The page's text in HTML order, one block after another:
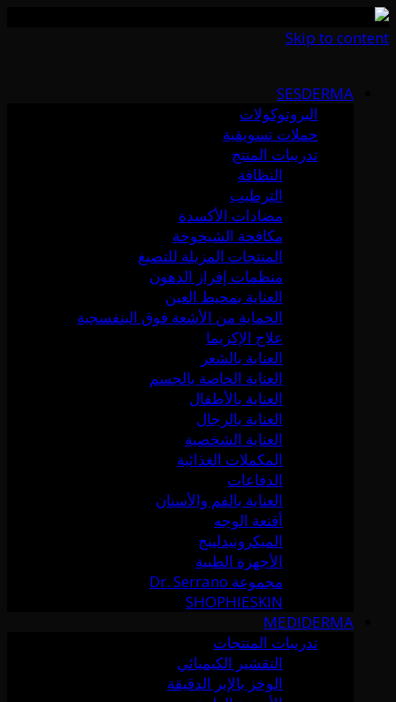
Skip to content
SESDERMA
البروتوكولات
حملات تسويقية
تدريبات المنتج
النظافة
الترطيب
مضادات الأكسدة
مكافحة الشيخوخة
المنتجات المزيلة للتصبغ
منظمات إفراز الدهون
العناية بمحيط العين
الحماية من الأشعة فوق البنفسجية
علاج الإكزيما
العناية بالشعر
العناية الخاصة بالجسم
العناية بالأطفال
العناية بالرجال
العناية الشخصية
المكملات الغذائية
الدفاعات
العناية بالفم والأسنان
أقنعة الوجه
الميكرونيدلينج
الأجهزة الطبية
مجموعة Dr. Serrano
SHOPHIESKIN
MEDIDERMA
تدريبات المنتجات
التقشير الكيميائي
الوخز بالإبر الدقيقة